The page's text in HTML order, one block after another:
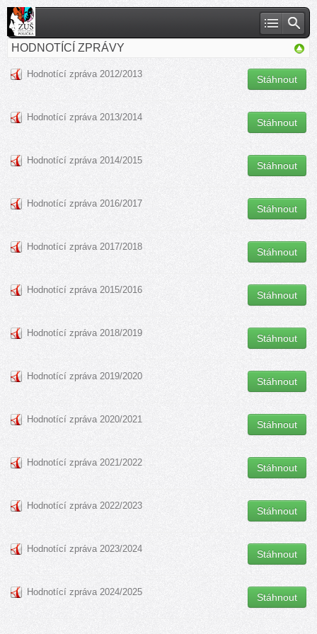
HODNOTÍCÍ ZPRÁVY
Hodnotící zpráva 2012/2013 Stáhnout
Hodnotící zpráva 2013/2014 Stáhnout
Hodnotící zpráva 2014/2015 Stáhnout
Hodnotící zpráva 2016/2017 Stáhnout
Hodnotící zpráva 2017/2018 Stáhnout
Hodnotící zpráva 2015/2016 Stáhnout
Hodnotící zpráva 2018/2019 Stáhnout
Hodnotící zpráva 2019/2020 Stáhnout
Hodnotící zpráva 2020/2021 Stáhnout
Hodnotící zpráva 2021/2022 Stáhnout
Hodnotící zpráva 2022/2023 Stáhnout
Hodnotící zpráva 2023/2024 Stáhnout
Hodnotící zpráva 2024/2025 Stáhnout